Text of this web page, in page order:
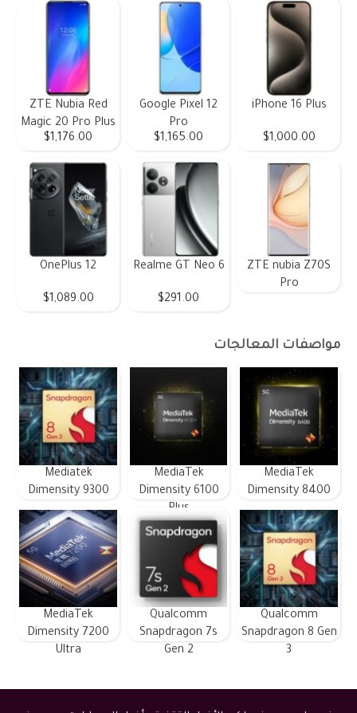
iPhone 16 Plus
$1,000.00
Google Pixel 12
Pro
$1,165.00
ZTE Nubia Red
Magic 20 Pro Plus
$1,176.00
ZTE nubia Z70S
Pro
Realme GT Neo 6
$291.00
OnePlus 12
$1,089.00
مواصفات المعالجات
MediaTek
Dimensity 8400
MediaTek
Dimensity 6100
Plus
Mediatek
Dimensity 9300
Qualcomm
Snapdragon 8 Gen
3
Qualcomm
Snapdragon 7s
Gen 2
MediaTek
Dimensity 7200
Ultra